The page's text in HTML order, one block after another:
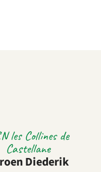
les Collines de
Castellane
Diederik